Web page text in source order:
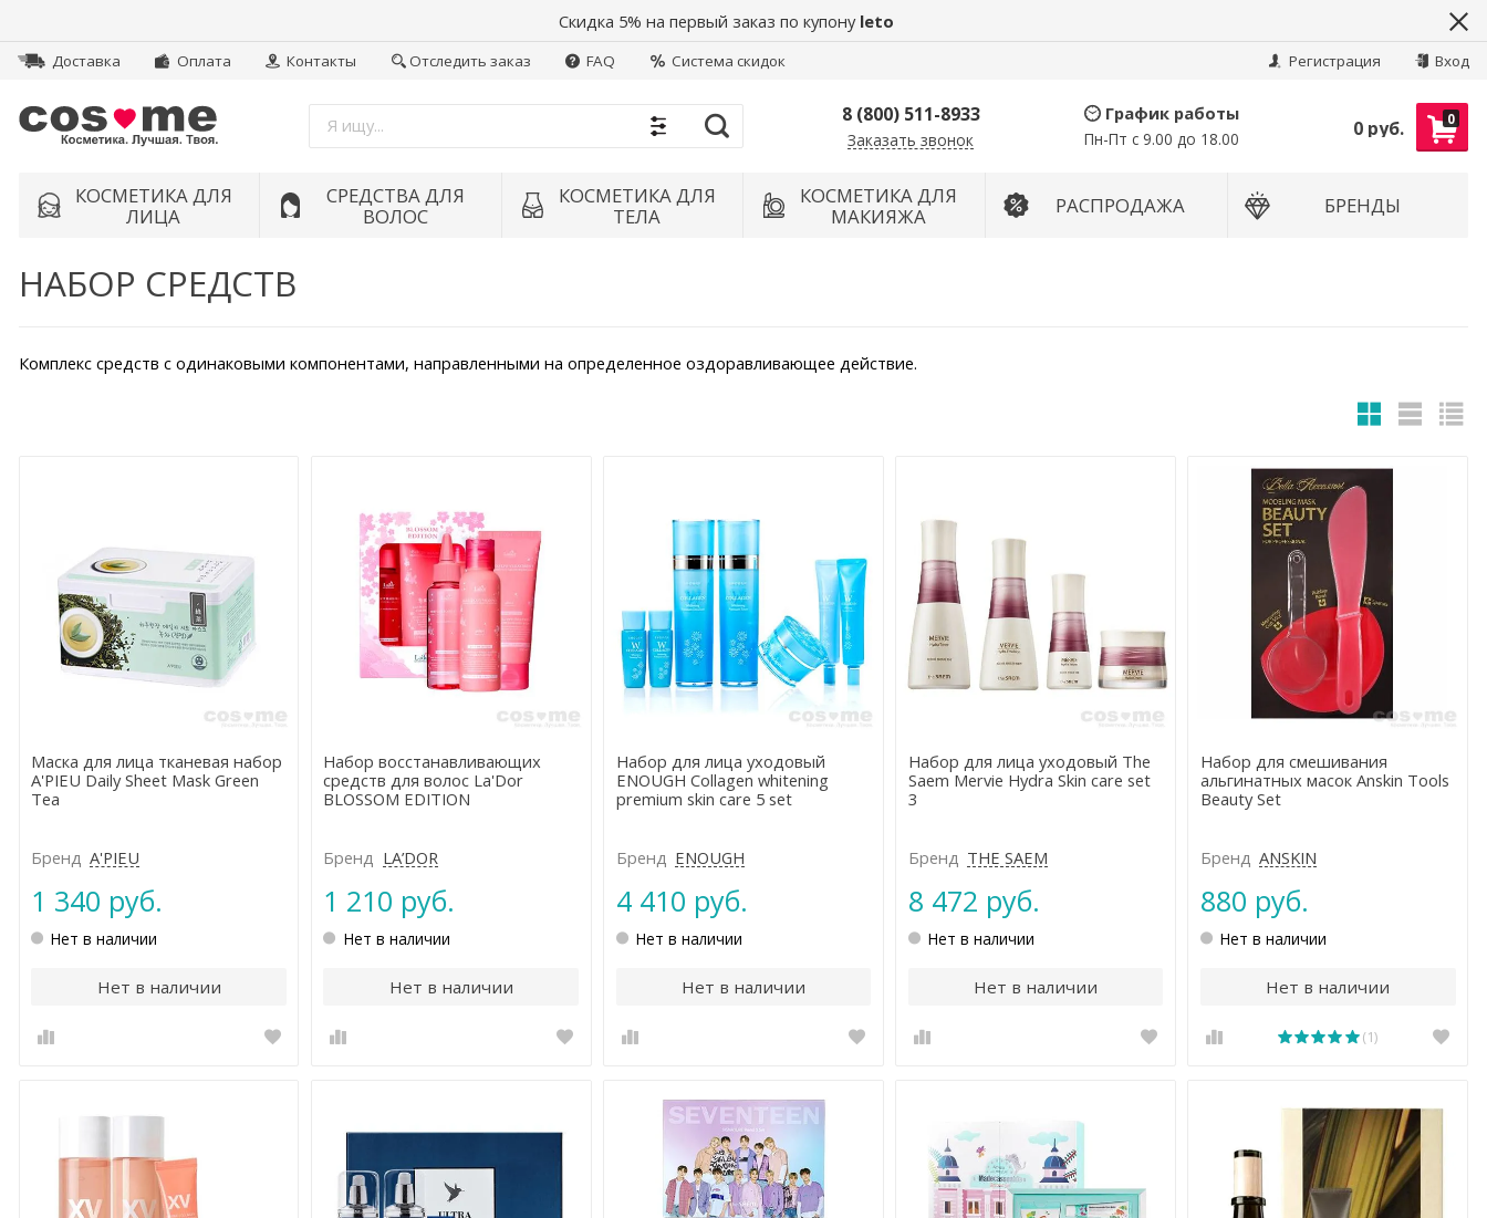
Скидка 5% на первый заказ по купону leto
Доставка Оплата Контакты Отследить заказ FAQ Система скидок Регистрация Вход
Найти
8 (800) 511-8933
Заказать звонок
График работы
Пн-Пт с 9.00 до 18.00
0
0 руб.
КОСМЕТИКА ДЛЯ
ЛИЦА
СРЕДСТВА ДЛЯ
ВОЛОС
КОСМЕТИКА ДЛЯ
ТЕЛА
КОСМЕТИКА ДЛЯ
МАКИЯЖА
РАСПРОДАЖА БРЕНДЫ
НАБОР СРЕДСТВ
Комплекс средств с одинаковыми компонентами, направленными на определенное оздоравливающее действие.
Маска для лица тканевая набор
A'PIEU Daily Sheet Mask Green
Tea
Бренд A'PIEU
1 340 руб.
Нет в наличии
Нет в наличии
Набор восстанавливающих
средств для волос La'Dor
BLOSSOM EDITION
Бренд LA’DOR
1 210 руб.
Нет в наличии
Нет в наличии
Набор для лица уходовый
ENOUGH Collagen whitening
premium skin care 5 set
Бренд ENOUGH
4 410 руб.
Нет в наличии
Нет в наличии
Набор для лица уходовый The
Saem Mervie Hydra Skin care set
3
Бренд THE SAEM
8 472 руб.
Нет в наличии
Нет в наличии
Набор для смешивания
альгинатных масок Anskin Tools
Beauty Set
Бренд ANSKIN
880 руб.
Нет в наличии
Нет в наличии
(1)